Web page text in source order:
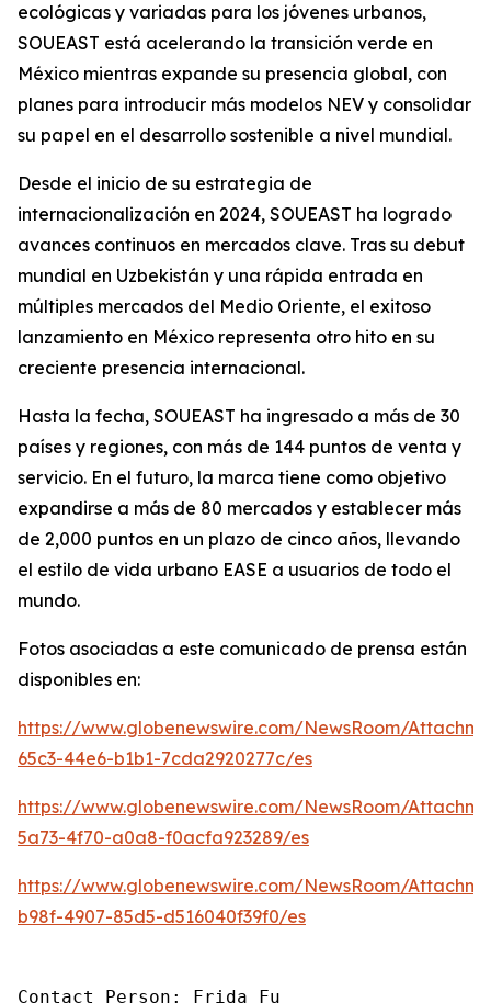
ecológicas y variadas para los jóvenes urbanos,
SOUEAST está acelerando la transición verde en
México mientras expande su presencia global, con
planes para introducir más modelos NEV y consolidar
su papel en el desarrollo sostenible a nivel mundial.
Desde el inicio de su estrategia de
internacionalización en 2024, SOUEAST ha logrado
avances continuos en mercados clave. Tras su debut
mundial en Uzbekistán y una rápida entrada en
múltiples mercados del Medio Oriente, el exitoso
lanzamiento en México representa otro hito en su
creciente presencia internacional.
Hasta la fecha, SOUEAST ha ingresado a más de 30
países y regiones, con más de 144 puntos de venta y
servicio. En el futuro, la marca tiene como objetivo
expandirse a más de 80 mercados y establecer más
de 2,000 puntos en un plazo de cinco años, llevando
el estilo de vida urbano EASE a usuarios de todo el
mundo.
Fotos asociadas a este comunicado de prensa están
disponibles en:
https://www.globenewswire.com/NewsRoom/
65c3-44e6-b1b1-7cda2920277c/es
https://www.globenewswire.com/NewsRoom/
5a73-4f70-a0a8-f0acfa923289/es
https://www.globenewswire.com/NewsRoom/
b98f-4907-85d5-d516040f39f0/es
Contact Person: Frida Fu